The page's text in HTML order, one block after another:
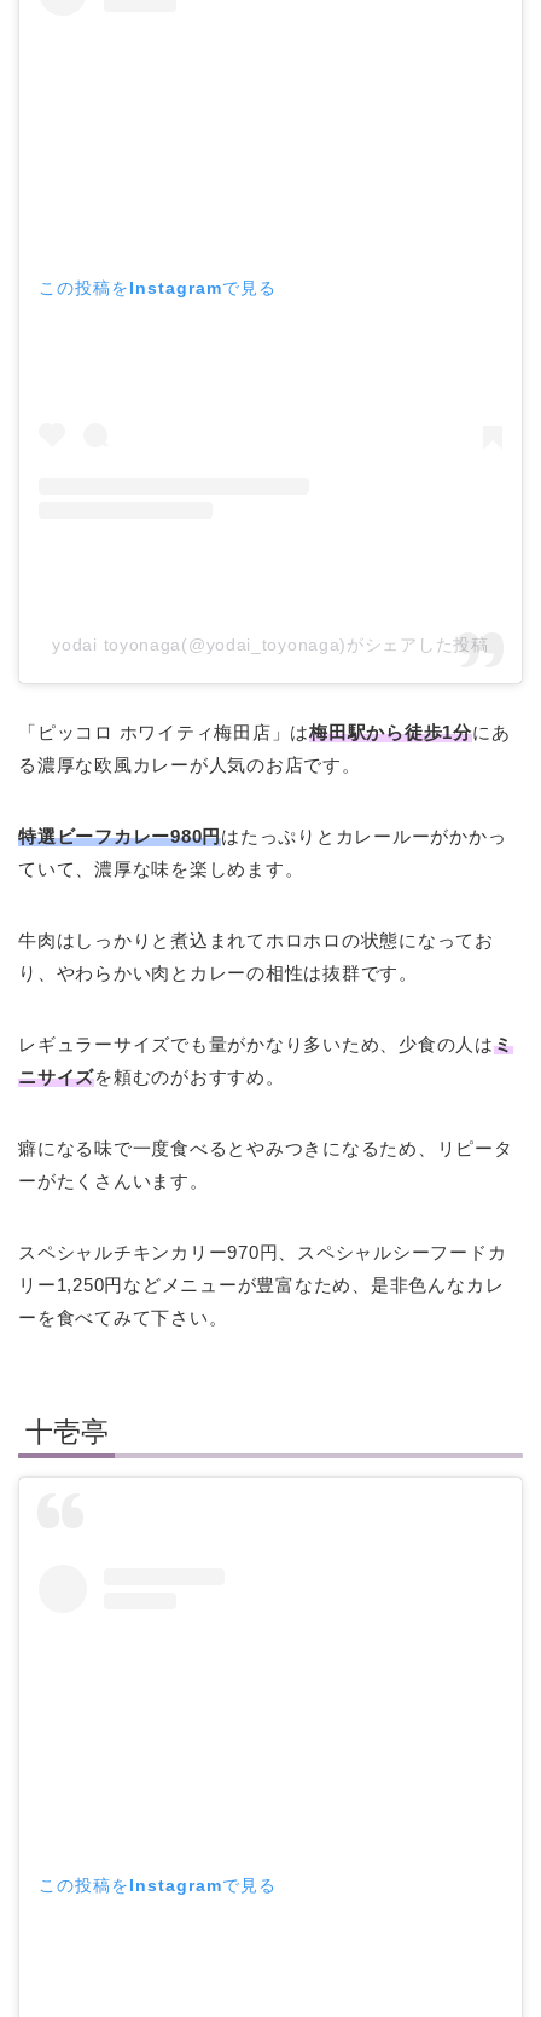
この投稿をInstagramで見る
yodai toyonaga(@yodai_toyonaga)がシェアした投稿
「ピッコロ ホワイティ梅田店」は梅田駅から徒歩1分にあ
る濃厚な欧風カレーが人気のお店です。
特選ビーフカレー980円はたっぷりとカレールーがかかっ
ていて、濃厚な味を楽しめます。
牛肉はしっかりと煮込まれてホロホロの状態になってお
り、やわらかい肉とカレーの相性は抜群です。
レギュラーサイズでも量がかなり多いため、少食の人はミ
ニサイズを頼むのがおすすめ。
癖になる味で一度食べるとやみつきになるため、リピータ
ーがたくさんいます。
スペシャルチキンカリー970円、スペシャルシーフードカ
リー1,250円などメニューが豊富なため、是非色んなカレ
ーを食べてみて下さい。
十壱亭
この投稿をInstagramで見る